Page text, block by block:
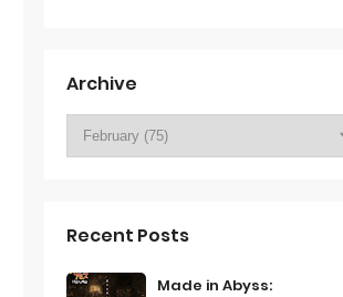
Archive
Recent Posts
Made in Abyss: